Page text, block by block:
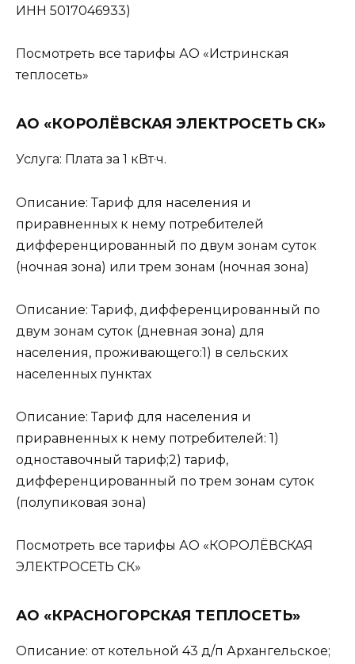
ИНН 5017046933)
Посмотреть все тарифы АО «Истринская
теплосеть»
АО «КОРОЛЁВСКАЯ ЭЛЕКТРОСЕТЬ СК»
Услуга: Плата за 1 кВт·ч.
Описание: Тариф для населения и
приравненных к нему потребителей
дифференцированный по двум зонам суток
(ночная зона) или трем зонам (ночная зона)
Описание: Тариф, дифференцированный по
двум зонам суток (дневная зона) для
населения, проживающего:1) в сельских
населенных пунктах
Описание: Тариф для населения и
приравненных к нему потребителей: 1)
одноставочный тариф;2) тариф,
дифференцированный по трем зонам суток
(полупиковая зона)
Посмотреть все тарифы АО «КОРОЛЁВСКАЯ
ЭЛЕКТРОСЕТЬ СК»
АО «КРАСНОГОРСКАЯ ТЕПЛОСЕТЬ»
Описание: от котельной 43 д/п Архангельское;